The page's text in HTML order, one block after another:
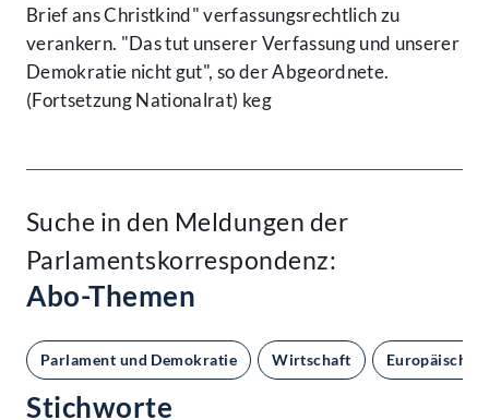
Brief ans Christkind" verfassungsrechtlich zu
verankern. "Das tut unserer Verfassung und unserer
Demokratie nicht gut", so der Abgeordnete.
(Fortsetzung Nationalrat) keg
Suche in den Meldungen der
Parlamentskorrespondenz:
Abo-Themen
Parlament und Demokratie Wirtschaft Europäische
Stichworte